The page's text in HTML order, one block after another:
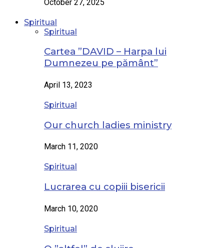
October 27, 2025
Spiritual
Spiritual
Cartea ”DAVID – Harpa lui
Dumnezeu pe pământ”
April 13, 2023
Spiritual
Our church ladies ministry
March 11, 2020
Spiritual
Lucrarea cu copiii bisericii
March 10, 2020
Spiritual